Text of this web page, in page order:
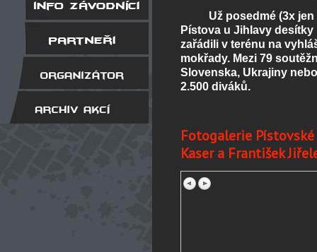
Už posedmé (3x
Pístova u Jihlavy
zařádili v terénu na
mokřady. Mezi 79
Slovenska, Ukrajiny
2.500 diváků.
Fotogalerie
Kaser a František